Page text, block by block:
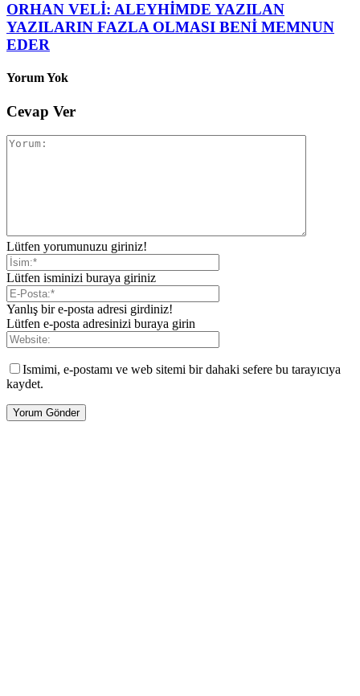
ORHAN VELİ: ALEYHİMDE YAZILAN
YAZILARIN FAZLA OLMASI BENİ MEMNUN
EDER
Yorum Yok
Cevap Ver
Lütfen yorumunuzu giriniz!
Lütfen isminizi buraya giriniz
Yanlış bir e-posta adresi girdiniz!
Lütfen e-posta adresinizi buraya girin
Ismimi, e-postamı ve web sitemi bir dahaki sefere bu tarayıcıya
kaydet.